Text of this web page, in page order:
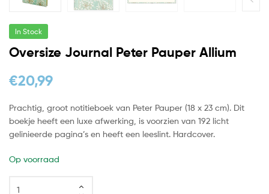
In Stock
Oversize Journal Peter Pauper Allium
€20,99
Prachtig, groot notitieboek van Peter Pauper (18 x 23 cm). Dit
boekje heeft een luxe afwerking, is voorzien van 192 licht
gelinieerde pagina’s en heeft een leeslint. Hardcover.
Op voorraad